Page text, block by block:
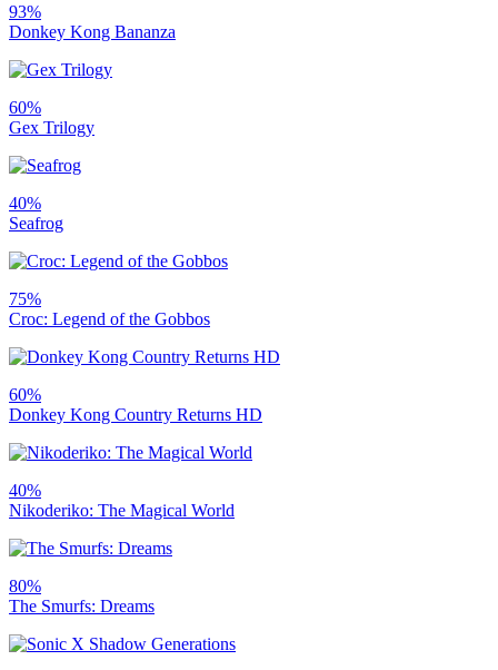
93%
Donkey Kong Bananza
60%
Gex Trilogy
40%
Seafrog
75%
Croc: Legend of the Gobbos
60%
Donkey Kong Country Returns HD
40%
Nikoderiko: The Magical World
80%
The Smurfs: Dreams